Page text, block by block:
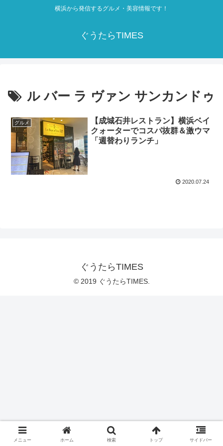
横浜から発信するグルメ・美容情報です！
ぐうたらTIMES
ル バー ラ ヴァン サンカンドゥ
グルメ
【成城石井レストラン】横浜ベイ
クォーターでコスパ抜群＆激ウマ
「週替わりランチ」
2020.07.24
ぐうたらTIMES
© 2019 ぐうたらTIMES.
メニュー ホーム 検索 トップ サイドバー